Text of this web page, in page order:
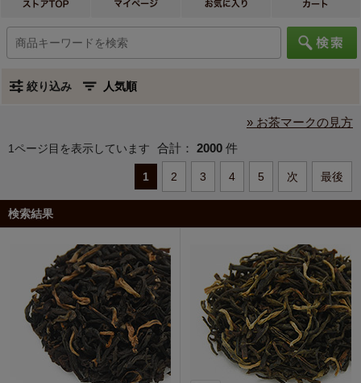
絞り込み
» お茶マークの見方
1ページ目を表示しています 合計： 2000 件
1 2 3 4 5 次 最後
検索結果